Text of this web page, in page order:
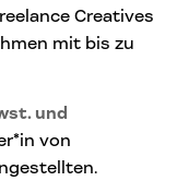
Creatives
mit bis zu
und
von